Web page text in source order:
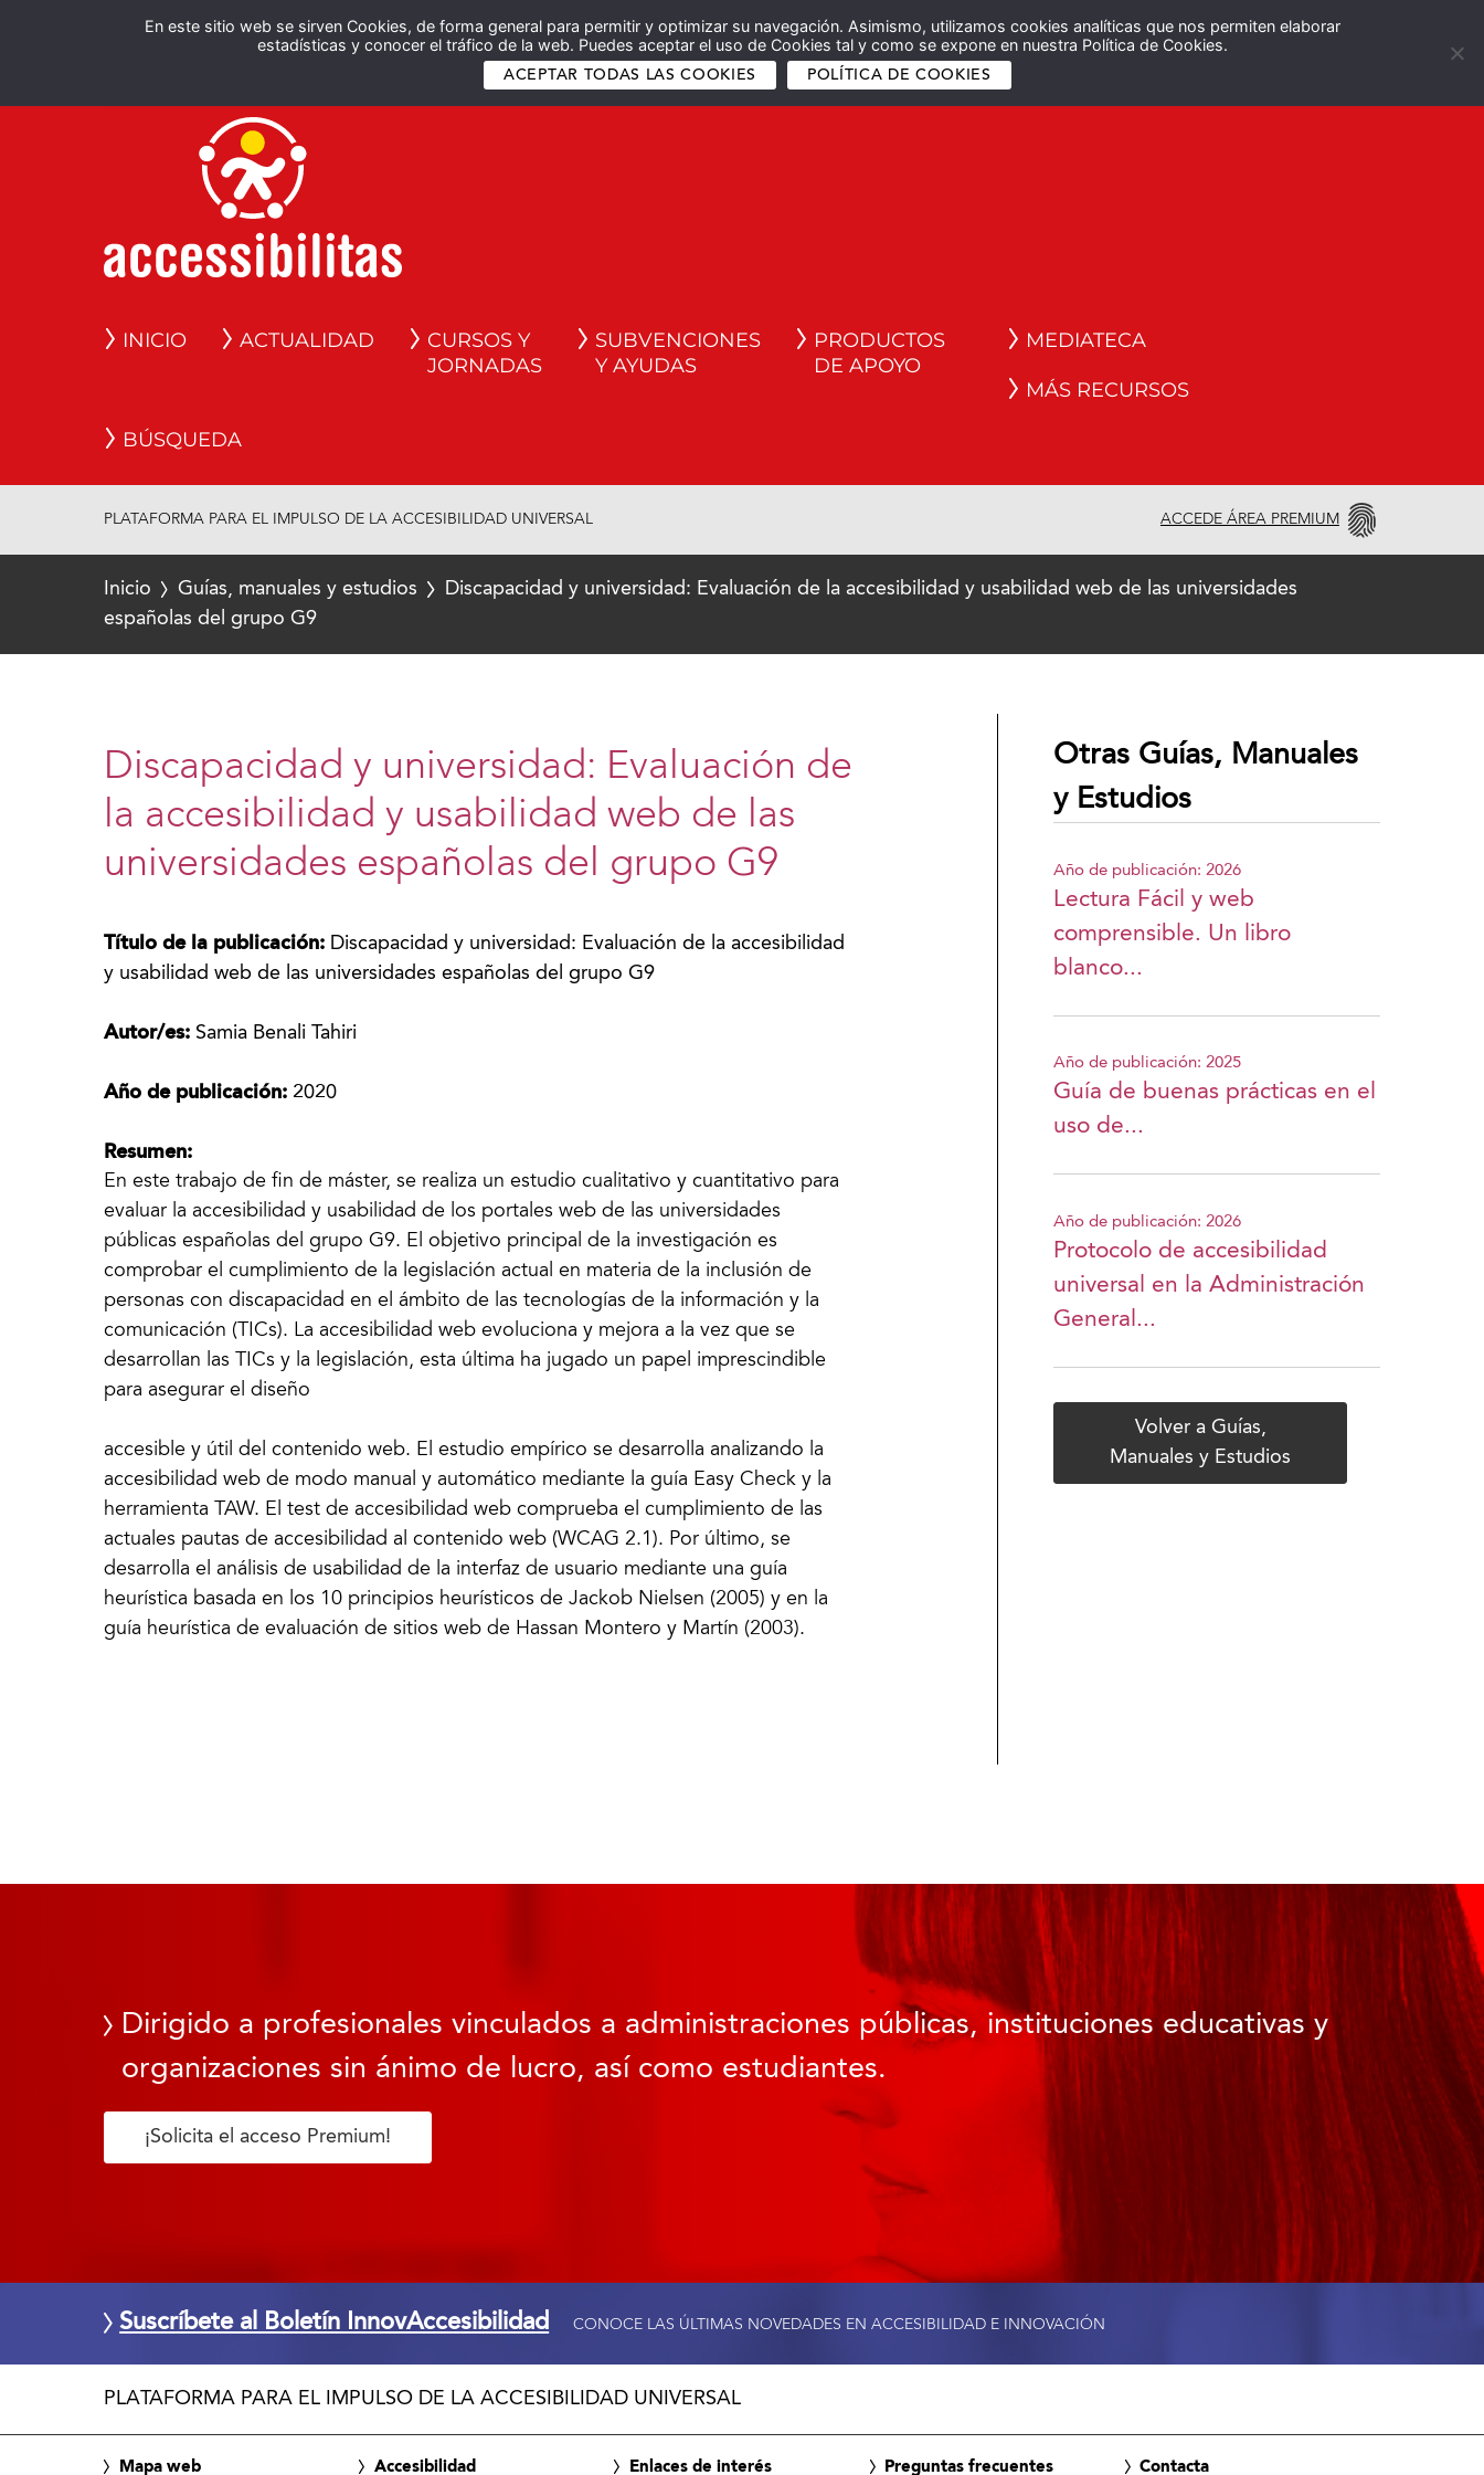
En este sitio web se sirven Cookies, de forma general para permitir y optimizar su navegación. Asimismo, utilizamos cookies analíticas que nos permiten elaborar
estadísticas y conocer el tráfico de la web. Puedes aceptar el uso de Cookies tal y como se expone en nuestra Política de Cookies.
ACEPTAR TODAS LAS COOKIES POLÍTICA DE COOKIES
Español English
INICIO ACTUALIDAD
CURSOS Y
JORNADAS
SUBVENCIONES
Y AYUDAS
PRODUCTOS
DE APOYO
MEDIATECA
MÁS RECURSOS
BÚSQUEDA
PLATAFORMA PARA EL IMPULSO DE LA ACCESIBILIDAD UNIVERSAL ACCEDE ÁREA PREMIUM
Inicio Guías, manuales y estudios
Discapacidad y universidad: Evaluación de la accesibilidad y usabilidad web de las universidades
españolas del grupo G9
Discapacidad y universidad: Evaluación de
la accesibilidad y usabilidad web de las
universidades españolas del grupo G9
Título de la publicación: Discapacidad y universidad: Evaluación de la accesibilidad
y usabilidad web de las universidades españolas del grupo G9
Autor/es: Samia Benali Tahiri
Año de publicación: 2020
Resumen:
En este trabajo de fin de máster, se realiza un estudio cualitativo y cuantitativo para
evaluar la accesibilidad y usabilidad de los portales web de las universidades
públicas españolas del grupo G9. El objetivo principal de la investigación es
comprobar el cumplimiento de la legislación actual en materia de la inclusión de
personas con discapacidad en el ámbito de las tecnologías de la información y la
comunicación (TICs). La accesibilidad web evoluciona y mejora a la vez que se
desarrollan las TICs y la legislación, esta última ha jugado un papel imprescindible
para asegurar el diseño
accesible y útil del contenido web. El estudio empírico se desarrolla analizando la
accesibilidad web de modo manual y automático mediante la guía Easy Check y la
herramienta TAW. El test de accesibilidad web comprueba el cumplimiento de las
actuales pautas de accesibilidad al contenido web (WCAG 2.1). Por último, se
desarrolla el análisis de usabilidad de la interfaz de usuario mediante una guía
heurística basada en los 10 principios heurísticos de Jackob Nielsen (2005) y en la
guía heurística de evaluación de sitios web de Hassan Montero y Martín (2003).
Otras Guías, Manuales
y Estudios
Año de publicación: 2026
Lectura Fácil y web
comprensible. Un libro
blanco...
Año de publicación: 2025
Guía de buenas prácticas en el
uso de...
Año de publicación: 2026
Protocolo de accesibilidad
universal en la Administración
General...
Volver a Guías,
Manuales y Estudios
Dirigido a profesionales vinculados a administraciones públicas, instituciones educativas y
organizaciones sin ánimo de lucro, así como estudiantes.
¡Solicita el acceso Premium!
Suscríbete al Boletín InnovAccesibilidad CONOCE LAS ÚLTIMAS NOVEDADES EN ACCESIBILIDAD E INNOVACIÓN
PLATAFORMA PARA EL IMPULSO DE LA ACCESIBILIDAD UNIVERSAL
Mapa web Accesibilidad Enlaces de interés Preguntas frecuentes Contacta